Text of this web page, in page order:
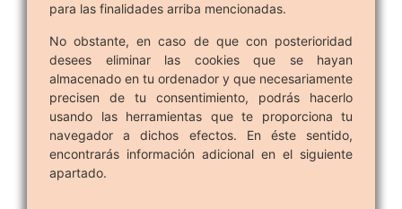
para las finalidades arriba mencionadas.
No obstante, en caso de que con posterioridad
desees eliminar las cookies que se hayan
almacenado en tu ordenador y que necesariamente
precisen de tu consentimiento, podrás hacerlo
usando las herramientas que te proporciona tu
navegador a dichos efectos. En éste sentido,
encontrarás información adicional en el siguiente
apartado.